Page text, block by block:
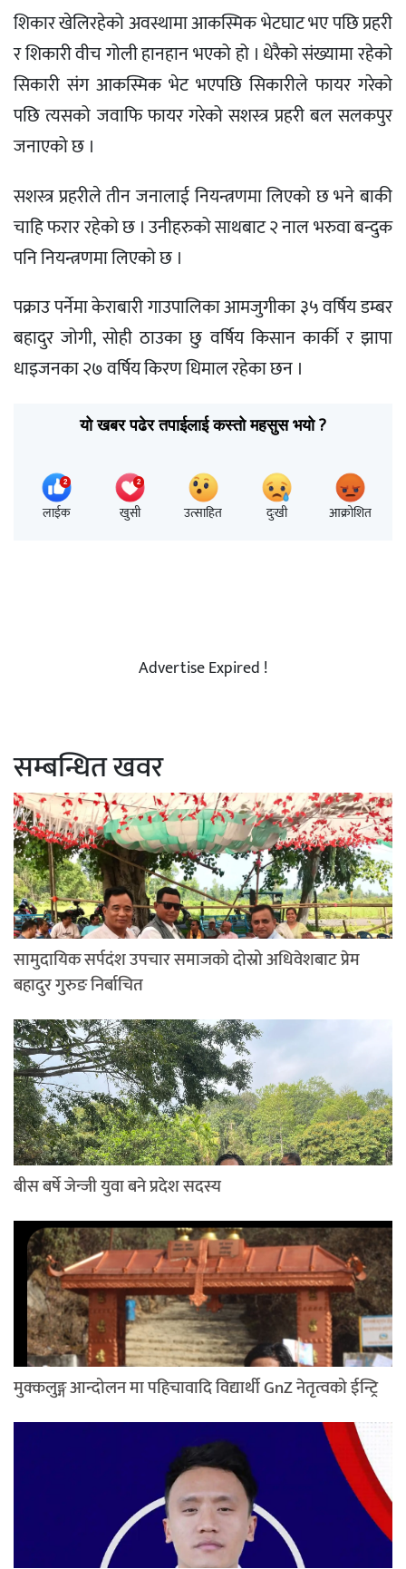
शिकार खेलिरहेको अवस्थामा आकस्मिक भेटघाट भए पछि प्रहरी
र शिकारी वीच गोली हानहान भएको हो । धेरैको संख्यामा रहेको
सिकारी संग आकस्मिक भेट भएपछि सिकारीले फायर गरेको
पछि त्यसको जवाफि फायर गरेको सशस्त्र प्रहरी बल सलकपुर
जनाएको छ ।
सशस्त्र प्रहरीले तीन जनालाई नियन्त्रणमा लिएको छ भने बाकी
चाहि फरार रहेको छ । उनीहरुको साथबाट २ नाल भरुवा बन्दुक
पनि नियन्त्रणमा लिएको छ ।
पक्राउ पर्नेमा केराबारी गाउपालिका आमजुगीका ३५ वर्षिय डम्बर
बहादुर जोगी, सोही ठाउका छु वर्षिय किसान कार्की र झापा
धाइजनका २७ वर्षिय किरण धिमाल रहेका छन ।
यो खबर पढेर तपाईलाई कस्तो महसुस भयो ?
लाईक खुसी उत्साहित दुःखी आक्रोशित
Advertise Expired !
सम्बन्धित खवर
सामुदायिक सर्पदंश उपचार समाजको दोस्रो अधिवेशबाट प्रेम
बहादुर गुरुङ निर्बाचित
बीस बर्षे जेन्जी युवा बने प्रदेश सदस्य
मुक्कलुङ्ग आन्दोलन मा पहिचावादि विद्यार्थी GnZ नेतृत्वको ईन्ट्रि